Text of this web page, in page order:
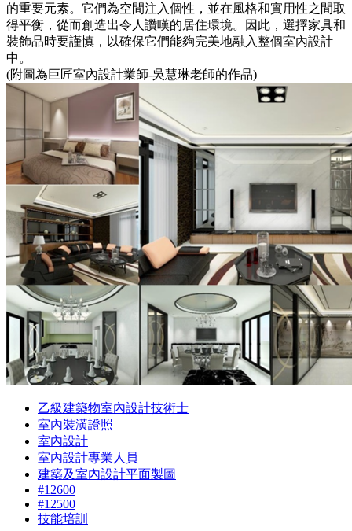
的重要元素。它們為空間注入個性，並在風格和實用性之間取
得平衡，從而創造出令人讚嘆的居住環境。因此，選擇家具和
裝飾品時要謹慎，以確保它們能夠完美地融入整個室內設計
中。
(附圖為巨匠室內設計業師-吳慧琳老師的作品)
乙級建築物室內設計技術士
室內裝潢證照
室內設計
室內設計專業人員
建築及室內設計平面製圖
#12600
#12500
技能培訓